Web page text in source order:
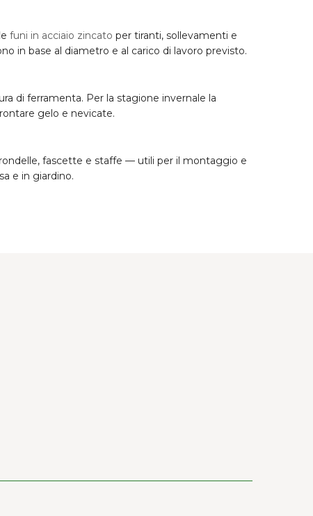
funi in acciaio zincato per tiranti, sollevamenti e
in base al diametro e al carico di lavoro previsto.
di ferramenta. Per la stagione invernale la
gelo e nevicate.
fascette e staffe — utili per il montaggio e
e in giardino.